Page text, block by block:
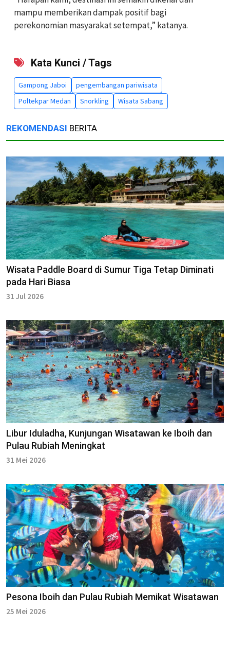
mampu memberikan dampak positif bagi
perekonomian masyarakat setempat,” katanya.
Kata Kunci / Tags
Gampong Jaboi
pengembangan pariwisata
Poltekpar Medan
Snorkling Wisata Sabang
REKOMENDASI BERITA
Wisata Paddle Board di Sumur Tiga Tetap Diminati
pada Hari Biasa
31 Jul 2026
Libur Iduladha, Kunjungan Wisatawan ke Iboih dan
Pulau Rubiah Meningkat
31 Mei 2026
Pesona Iboih dan Pulau Rubiah Memikat Wisatawan
25 Mei 2026